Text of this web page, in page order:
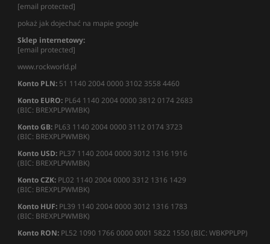
[email protected]
pokaż jak dojechać na mapie google
Sklep internetowy:
[email protected]
www.rockworld.pl
Konto PLN: 51 1140 2004 0000 3102 3558 4460
Konto EURO: PL64 1140 2004 0000 3812 0174 2683
(BIC: BREXPLPWMBK)
Konto GB: PL63 1140 2004 0000 3112 0174 3723
(BIC: BREXPLPWMBK)
Konto USD: PL37 1140 2004 0000 3012 1316 1916
(BIC: BREXPLPWMBK)
Konto CZK: PL02 1140 2004 0000 3312 1316 1429
(BIC: BREXPLPWMBK)
Konto HUF: PL39 1140 2004 0000 3012 1316 1783
(BIC: BREXPLPWMBK)
Konto RON: PL52 1090 1766 0000 0001 5822 1550 (BIC: WBKPPLPP)